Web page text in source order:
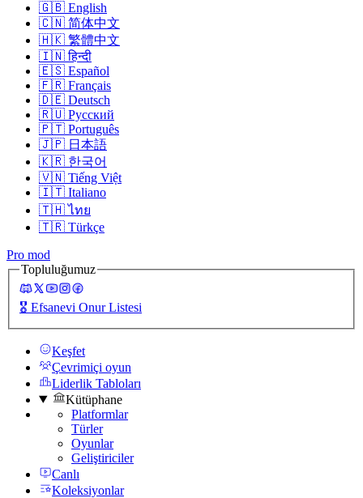
🇬🇧 English
🇨🇳 简体中文
🇭🇰 繁體中文
🇮🇳 हिन्दी
🇪🇸 Español
🇫🇷 Français
🇩🇪 Deutsch
🇷🇺 Русский
🇵🇹 Português
🇯🇵 日本語
🇰🇷 한국어
🇻🇳 Tiếng Việt
🇮🇹 Italiano
🇹🇭 ไทย
🇹🇷 Türkçe
Pro mod
Topluluğumuz
🎖️ Efsanevi Onur Listesi
Keşfet
Çevrimiçi oyun
Liderlik Tabloları
Kütüphane
Platformlar
Türler
Oyunlar
Geliştiriciler
Canlı
Koleksiyonlar